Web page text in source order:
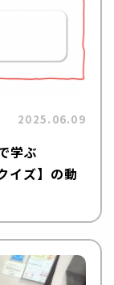
2025.06.09
学ぶ
イズ】の動